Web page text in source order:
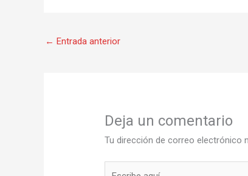
← Entrada anterior
Deja un comentario
Tu dirección de correo electrónico